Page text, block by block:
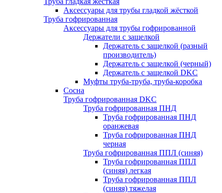
Аксессуары для трубы гладкой жёсткой
Труба гофрированная
Аксессуары для трубы гофрированной
Держатели с защелкой
Держатель с защелкой (разный
производитель)
Держатель с защелкой (черный)
Держатель с защелкой DKC
Муфты труба-труба, труба-коробка
Сосна
Труба гофрированная DKC
Труба гофрированная ПНД
Труба гофрированная ПНД
оранжевая
Труба гофрированная ПНД
черная
Труба гофрированная ППЛ (синяя)
Труба гофрированная ППЛ
(синяя) легкая
Труба гофрированная ППЛ
(синяя) тяжелая